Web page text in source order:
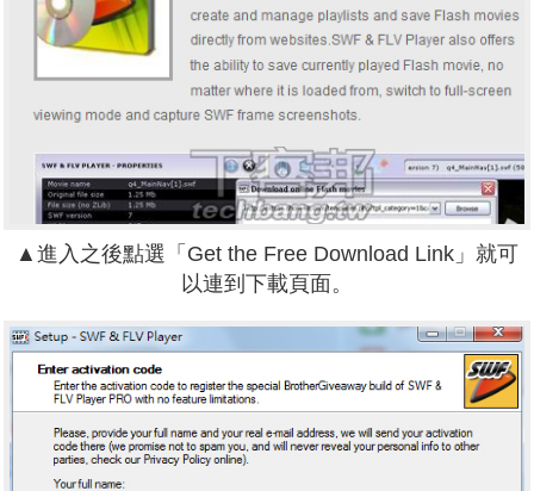
▲進入之後點選「Get the Free Download Link」就可
以連到下載頁面。